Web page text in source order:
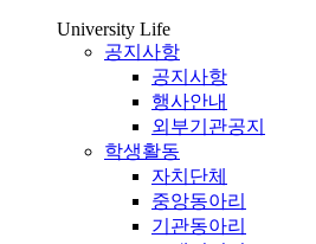
University Life
공지사항
공지사항
행사안내
외부기관공지
학생활동
자치단체
중앙동아리
기관동아리